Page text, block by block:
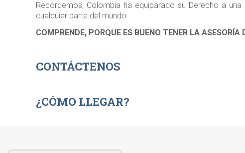
Recordemos, Colombia ha equiparado su Derecho a
cualquier parte del mundo
COMPRENDE, PORQUE ES BUENO TENER LA ASESORÍA
CONTÁCTENOS
¿CÓMO LLEGAR?